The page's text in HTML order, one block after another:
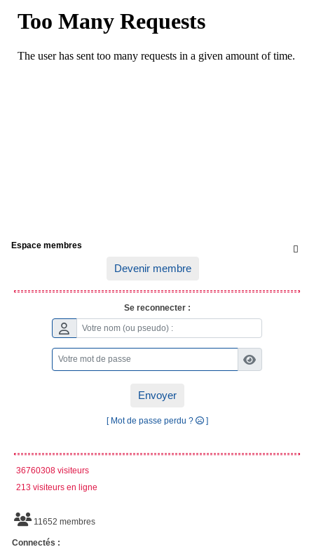

Espace membres
Devenir membre
Se reconnecter :
Envoyer
[ Mot de passe perdu ? ]
36760308 visiteurs
213 visiteurs en ligne
11652 membres
Connectés :